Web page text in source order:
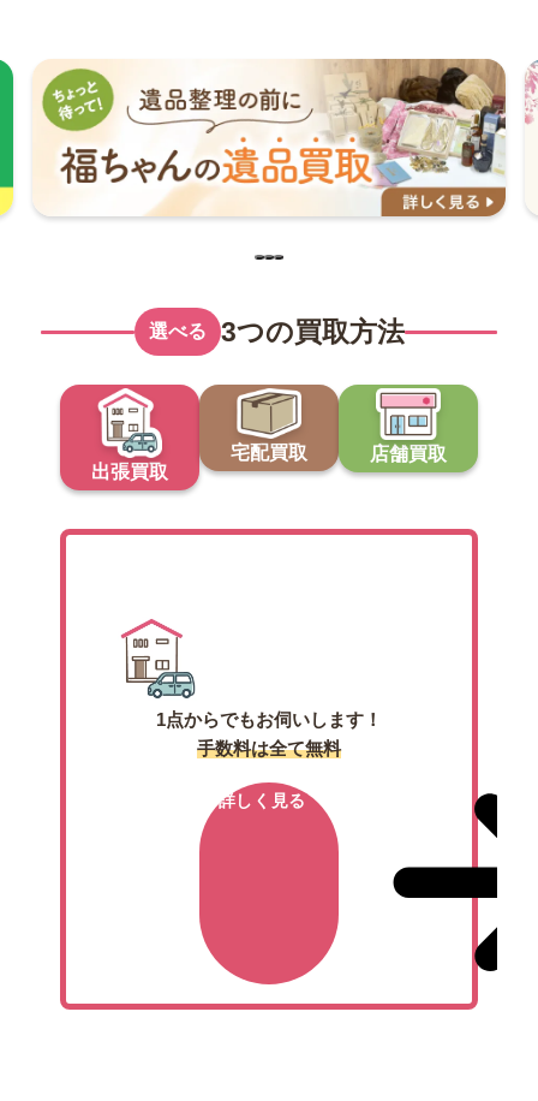
選べる 3つの買取方法
出張買取
宅配買取 店舗買取
1点からでもお伺いします！
手数料は全て無料
詳しく見る